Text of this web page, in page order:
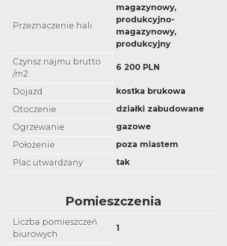
Przeznaczenie hali
magazynowy,
produkcyjno-
magazynowy,
produkcyjny
Czynsz najmu brutto
/m2
6 200 PLN
Dojazd
kostka brukowa
Otoczenie
działki zabudowane
Ogrzewanie
gazowe
Położenie
poza miastem
Plac utwardzany
tak
Pomieszczenia
Liczba pomieszczeń
biurowych
1